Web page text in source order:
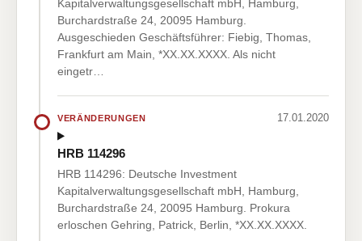
Kapitalverwaltungsgesellschaft mbH, Hamburg,
Burchardstraße 24, 20095 Hamburg.
Ausgeschieden Geschäftsführer: Fiebig, Thomas,
Frankfurt am Main, *XX.XX.XXXX. Als nicht
eingetr…
VERÄNDERUNGEN 17.01.2020
HRB 114296
HRB 114296: Deutsche Investment
Kapitalverwaltungsgesellschaft mbH, Hamburg,
Burchardstraße 24, 20095 Hamburg. Prokura
erloschen Gehring, Patrick, Berlin, *XX.XX.XXXX.